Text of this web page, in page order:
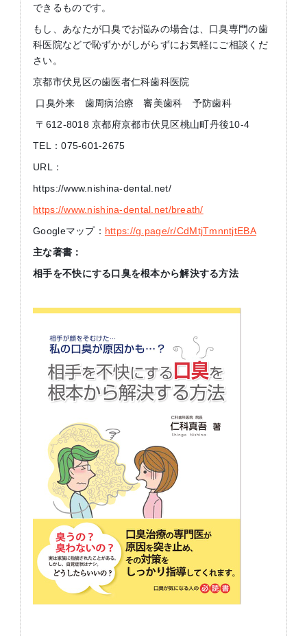
できるものです。
もし、あなたが口臭でお悩みの場合は、口臭専門の歯
科医院などで恥ずかがしがらずにお気軽にご相談くだ
さい。
京都市伏見区の歯医者仁科歯科医院
口臭外来 歯周病治療 審美歯科 予防歯科
〒612-8018 京都府京都市伏見区桃山町丹後10-4
TEL：075-601-2675
URL：
https://www.nishina-dental.net/
https://www.nishina-dental.net/breath/
Googleマップ： https://g.page/r/CdMtjTmnntjtEBA
主な著書：
相手を不快にする口臭を根本から解決する方法